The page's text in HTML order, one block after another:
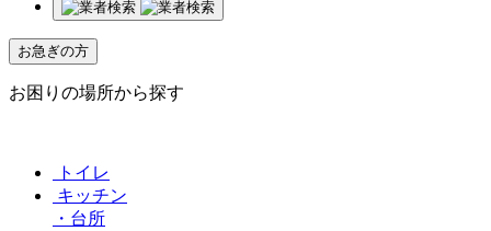
お急ぎの方
お困りの場所から探す
トイレ
キッチン
・台所